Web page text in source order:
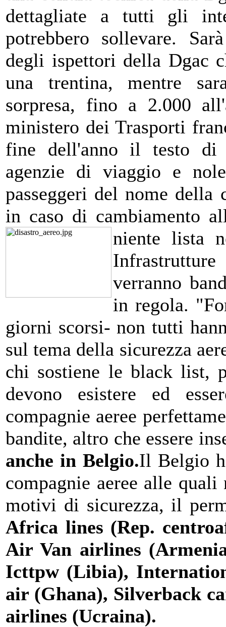
dettagliate a tutti gli
potrebbero sollevare.
degli ispettori della Dgac
una trentina, mentre
sorpresa, fino a 2.000
ministero dei Trasporti
fine dell'anno il testo di
agenzie di viaggio e
passeggeri del nome della
in caso di cambiamento
niente lista
verranno
in regola.
giorni scorsi- non tutti
sul tema della sicurezza
chi sostiene le black list,
devono esistere ed
compagnie aeree
bandite, altro che essere
anche in Belgio.Il Belgio
compagnie aeree alle
motivi di sicurezza, il
Africa lines (Rep.
Air Van airlines
Icttpw (Libia),
air (Ghana), Silverback
airlines (Ucraina).